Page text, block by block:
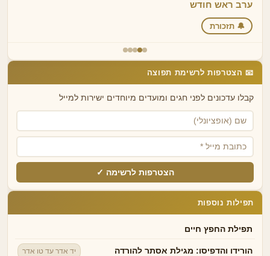
ערב ראש חודש
🔔 תזכורת
📧 הצטרפות לרשימת תפוצה
קבלו עדכונים לפני חגים ומועדים מיוחדים ישירות למייל
הצטרפות לרשימה ✓
תפילות נוספות
תפילת החפץ חיים
הורידו והדפיסו: מגילת אסתר להורדה יד אדר עד טו אדר